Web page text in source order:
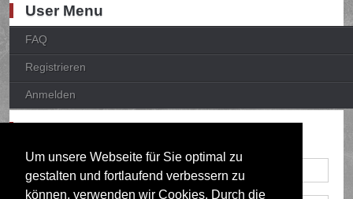
Um unsere Webseite für Sie optimal zu
gestalten und fortlaufend verbessern zu
können, verwenden wir Cookies. Durch die
User Menu
FAQ
Registrieren
Anmelden